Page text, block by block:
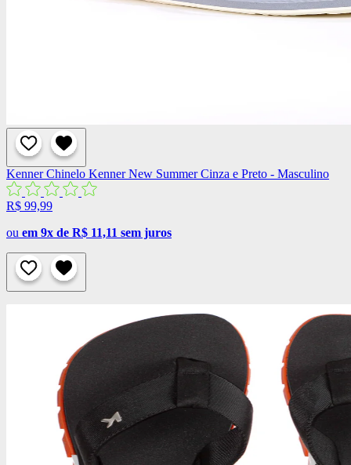
Kenner Chinelo Kenner New Summer Cinza e Preto - Masculino
R$ 99,99
ou em 9x de R$ 11,11 sem juros